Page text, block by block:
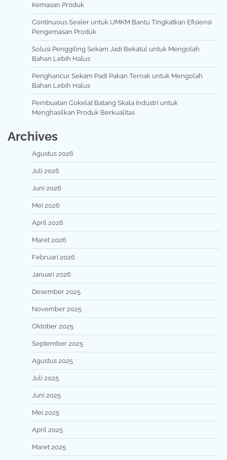
Kemasan Produk
Continuous Sealer untuk UMKM Bantu Tingkatkan Efisiensi
Pengemasan Produk
Solusi Penggiling Sekam Jadi Bekatul untuk Mengolah
Bahan Lebih Halus
Penghancur Sekam Padi Pakan Ternak untuk Mengolah
Bahan Lebih Halus
Pembuatan Cokelat Batang Skala Industri untuk
Menghasilkan Produk Berkualitas
Archives
Agustus 2026
Juli 2026
Juni 2026
Mei 2026
April 2026
Maret 2026
Februari 2026
Januari 2026
Desember 2025
November 2025
Oktober 2025
September 2025
Agustus 2025
Juli 2025
Juni 2025
Mei 2025
April 2025
Maret 2025